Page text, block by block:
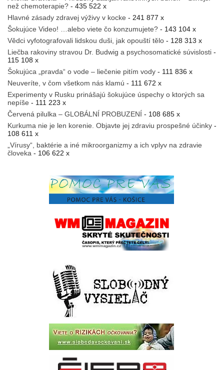
než chemoterapie? - 435 522 x
Hlavné zásady zdravej výživy v kocke - 241 877 x
Šokujúce Video! …alebo viete čo konzumujete? - 143 104 x
Vědci vyfotografovali lidskou duši, jak opouští tělo - 128 313 x
Liečba rakoviny stravou Dr. Budwig a psychosomatické súvislosti -
115 108 x
Šokujúca „pravda“ o vode – liečenie pitím vody - 111 836 x
Neuveríte, v čom všetkom nás klamú - 111 672 x
Experimenty v Rusku prinášajú šokujúce úspechy o ktorých sa
nepíše - 111 223 x
Červená pilulka – GLOBÁLNÍ PROBUZENÍ - 108 685 x
Kurkuma nie je len korenie. Objavte jej zdraviu prospešné účinky -
108 611 x
„Vírusy“, baktérie a iné mikroorganizmy a ich vplyv na zdravie
človeka - 106 622 x